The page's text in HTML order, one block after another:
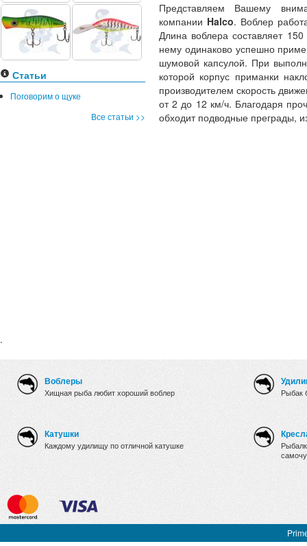
Статьи
Поговорим о щуке
Все статьи >>
.
Представляем Вашему
компании Halco. Воблер
Длина воблера составляет
нему одинаково успешно
шумовой капсулой. При
которой корпус приманки
производителем скорость
от 2 до 12 км/ч. Благодаря
обходит подводные преграды,
Воблеры
Хищная рыба любит хороший воблер
Катушки
Каждому удилищу по отличной катушке
Рыбак